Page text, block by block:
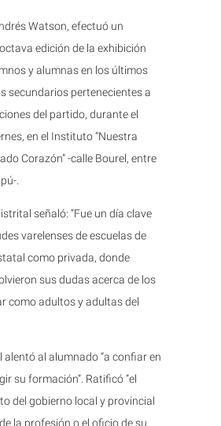
Watson, efectuó un
edición de la exhibición
y alumnas en los últimos
secundarios pertenecientes a
del partido, durante el
en el Instituto “Nuestra
Corazón” -calle Bourel, entre
.
señaló: “Fue un día clave
varelenses de escuelas de
como privada, donde
sus dudas acerca de los
como adultos y adultas del
alentó al alumnado “a confiar en
su formación”. Ratificó “el
del gobierno local y provincial
la profesión o el oficio de su